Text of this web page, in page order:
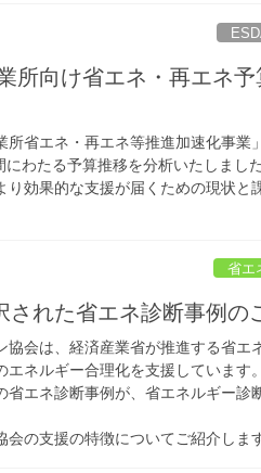
所向け省エネ・再エネ予
所省エネ・再エネ等推進加速化事業
わたる予算推移を分析いたしまし
効果的な支援が届くための現状と
省エ
された省エネ診断事例の
会は、経済産業省が推進する省エ
ネルギー合理化を支援しています。
省エネ診断事例が、省エネルギー診
の支援の特徴についてご紹介します